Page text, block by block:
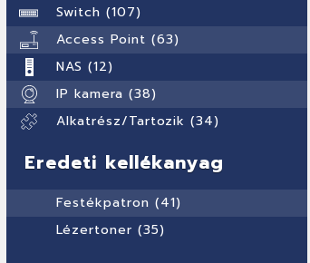
Switch (107)
Access Point (63)
NAS (12)
IP kamera (38)
Alkatrész/Tartozik (34)
Eredeti kellékanyag
Festékpatron (41)
Lézertoner (35)